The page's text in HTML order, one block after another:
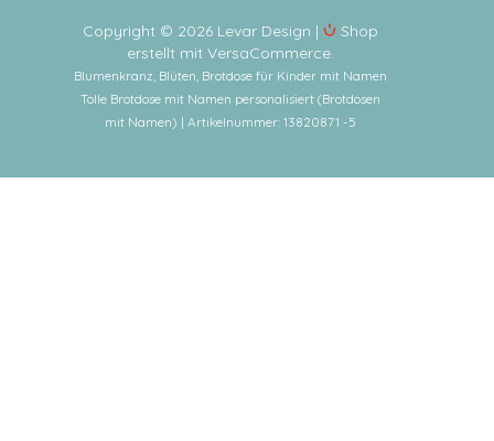
Copyright © 2026 Levar Design |
Shop
erstellt mit VersaCommerce.
Blumenkranz, Blüten, Brotdose für Kinder mit Namen
Tolle Brotdose mit Namen personalisiert (Brotdosen
mit Namen) | Artikelnummer: 13820871 -5